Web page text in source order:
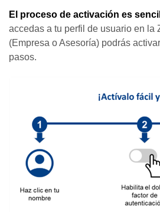
El proceso de activación es
accedas a tu perfil de usuario en la
(Empresa o Asesoría) podrás
pasos.